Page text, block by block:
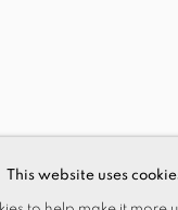
This website uses